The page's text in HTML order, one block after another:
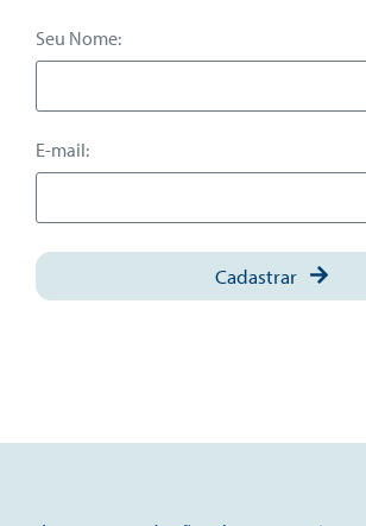
Seu Nome:
E-mail:
Cadastrar